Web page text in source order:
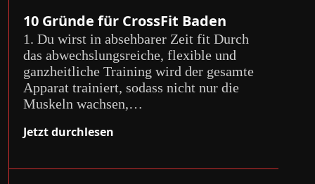
10 Gründe für CrossFit Baden
1. Du wirst in absehbarer Zeit fit Durch
das abwechslungsreiche, flexible und
ganzheitliche Training wird der gesamte
Apparat trainiert, sodass nicht nur die
Muskeln wachsen,…
Jetzt durchlesen